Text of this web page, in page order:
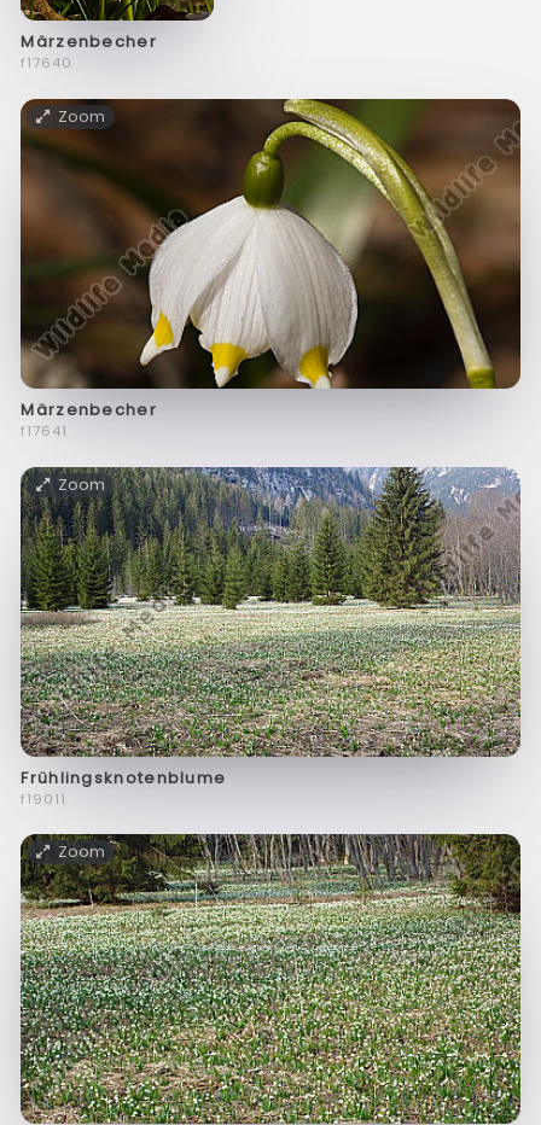
Märzenbecher
f17640
Zoom
Märzenbecher
f17641
Zoom
Frühlingsknotenblume
f19011
Zoom